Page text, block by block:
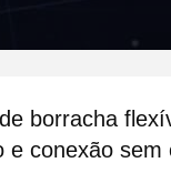
borracha
e conexão